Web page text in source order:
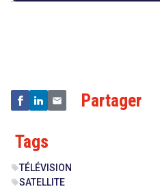
Partager
Tags
sellTÉLÉVISION
sellSATELLITE